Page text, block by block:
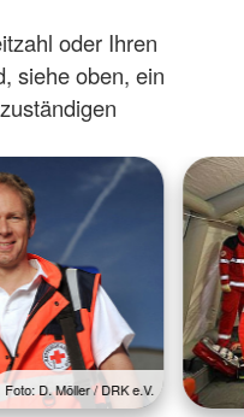
oder Ihren
siehe oben, ein
Foto: D. Möller / DRK e.V.